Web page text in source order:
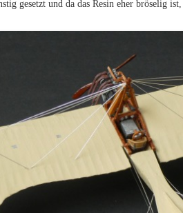
gesetzt und da das Resin eher bröselig